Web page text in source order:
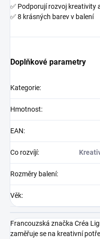
✅ Podporují rozvoj kreativity
✅ 8 krásných barev v balení
Doplňkové parametry
Kategorie:
Hmotnost:
EAN:
Co rozvíjí:
Rozměry balení:
Věk:
Francouzská značka Créa
zaměřuje se na kreativní